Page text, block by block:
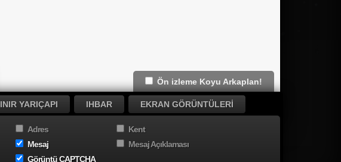
YARIÇAPI IHBAR EKRAN GÖRÜNTÜLERI
Adres
Kent
Mesaj
Mesaj Açıklaması
Görüntü CAPTCHA
Ön izleme Koyu Arkaplan!